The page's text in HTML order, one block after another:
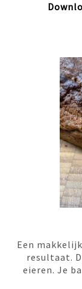
Een
resultaat.
eieren. Je